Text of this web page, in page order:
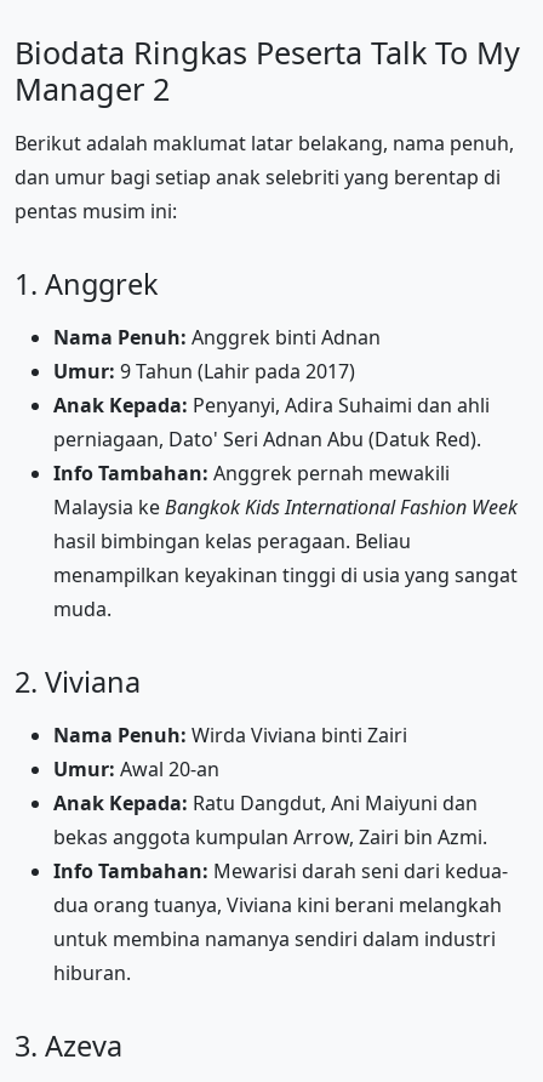
Biodata Ringkas Peserta Talk To My
Manager 2
Berikut adalah maklumat latar belakang, nama penuh,
dan umur bagi setiap anak selebriti yang berentap di
pentas musim ini:
1. Anggrek
Nama Penuh: Anggrek binti Adnan
Umur: 9 Tahun (Lahir pada 2017)
Anak Kepada: Penyanyi, Adira Suhaimi dan ahli
perniagaan, Dato' Seri Adnan Abu (Datuk Red).
Info Tambahan: Anggrek pernah mewakili
Malaysia keBangkok Kids International Fashion Week
hasil bimbingan kelas peragaan. Beliau
menampilkan keyakinan tinggi di usia yang sangat
muda.
2. Viviana
Nama Penuh: Wirda Viviana binti Zairi
Umur: Awal 20-an
Anak Kepada: Ratu Dangdut, Ani Maiyuni dan
bekas anggota kumpulan Arrow, Zairi bin Azmi.
Info Tambahan: Mewarisi darah seni dari kedua-
dua orang tuanya, Viviana kini berani melangkah
untuk membina namanya sendiri dalam industri
hiburan.
3. Azeva